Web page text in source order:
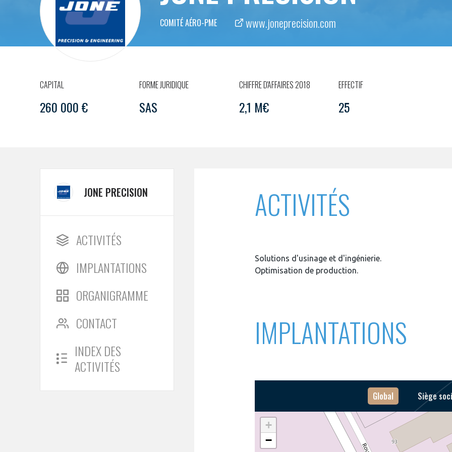
COMITÉ AÉRO-PME www.joneprecision.com
CAPITAL
260 000 €
FORME JURIDIQUE
SAS
CHIFFRE D'AFFAIRES 2018
2,1 M€
EFFECTIF
25
JONE PRECISION
ACTIVITÉS
IMPLANTATIONS
ORGANIGRAMME
CONTACT
INDEX DES
ACTIVITÉS
ACTIVITÉS
Solutions d'usinage et d'ingénierie.
Optimisation de production.
IMPLANTATIONS
Global Siège
+
−